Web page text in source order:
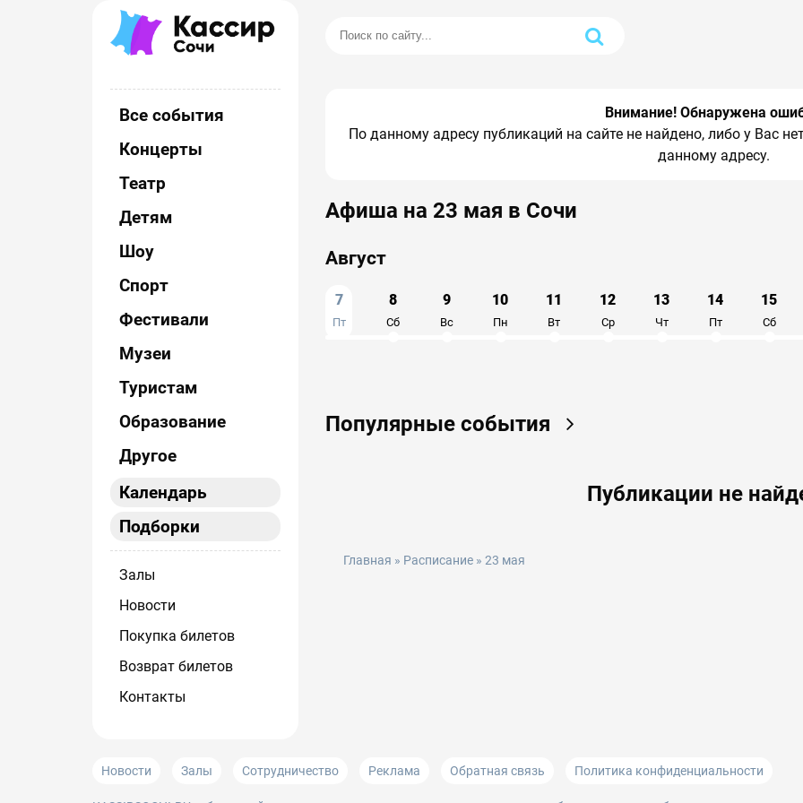
Все события
Концерты
Театр
Детям
Шоу
Спорт
Фестивали
Музеи
Туристам
Образование
Другое
Календарь
Подборки
Залы
Новости
Покупка билетов
Возврат билетов
Контакты
Внимание! Обнаружена
По данному адресу публикаций на сайте не найдено, либо у Вас
данному адресу.
Афиша на 23 мая в Сочи
7
Пт
8
Сб
9
Вс
10
Пн
11
Вт
12
Ср
13
Чт
14
Пт
15
Сб
Август
Популярные события
Публикации не
Главная » Расписание » 23 мая
Новости Залы Сотрудничество Реклама Обратная связь Политика конфиденциальности